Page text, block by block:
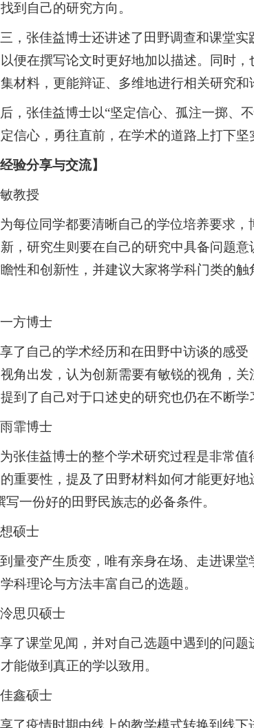
到自己的研究方向。
，张佳益博士还讲述了田野调查和课堂
便在撰写论文时更好地加以描述。同时
材料，更能辩证、多维地进行相关研究和
，张佳益博士以“坚定信心、孤注一掷、
信心，勇往直前，在学术的道路上打下坚
验分享与交流】
教授
每位同学都要清晰自己的学位培养要求
，研究生则要在自己的研究中具备问题
性和创新性，并建议大家将学科门类的
方博士
了自己的学术经历和在田野中访谈的感
角出发，认为创新需要有敏锐的视角，
到了自己对于口述史的研究也仍在不断学
霏博士
张佳益博士的整个学术研究过程是非常
重要性，提及了田野材料如何才能更好
写一份好的田野民族志的必备条件。
硕士
量变产生质变，唯有亲身在场、走进课
科理论与方法丰富自己的选题。
思贝硕士
了课堂见闻，并对自己选题中遇到的问
能做到真正的学以致用。
鑫硕士
了疫情时期由线上的教学模式转换到线